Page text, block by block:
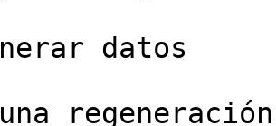
datos